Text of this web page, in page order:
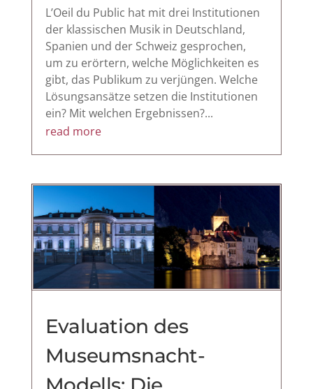
L’Oeil du Public hat mit drei Institutionen
der klassischen Musik in Deutschland,
Spanien und der Schweiz gesprochen,
um zu erörtern, welche Möglichkeiten es
gibt, das Publikum zu verjüngen. Welche
Lösungsansätze setzen die Institutionen
ein? Mit welchen Ergebnissen?...
read more
Evaluation des
Museumsnacht-